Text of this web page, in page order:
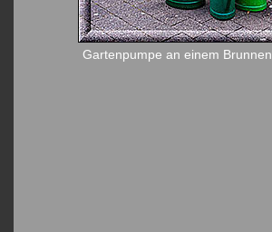
Gartenpumpe an einem Brunnen